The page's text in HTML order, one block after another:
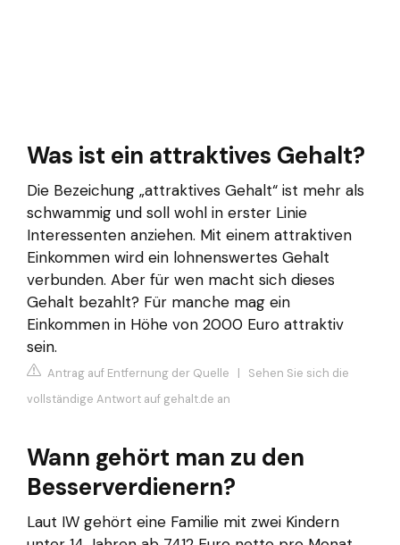
Was ist ein attraktives Gehalt?
Die Bezeichung „attraktives Gehalt“ ist mehr als
schwammig und soll wohl in erster Linie
Interessenten anziehen. Mit einem attraktiven
Einkommen wird ein lohnenswertes Gehalt
verbunden. Aber für wen macht sich dieses
Gehalt bezahlt? Für manche mag ein
Einkommen in Höhe von 2000 Euro attraktiv
sein.
Antrag auf Entfernung der Quelle | Sehen Sie sich die
vollständige Antwort auf gehalt.de an
Wann gehört man zu den
Besserverdienern?
Laut IW gehört eine Familie mit zwei Kindern